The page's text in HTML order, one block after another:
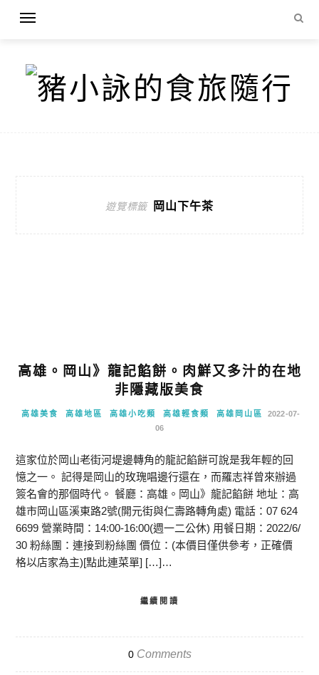
遊覽標籤 岡山下午茶
高雄。岡山》龍記餡餅。肉鮮又多汁的在地
非隱藏版美食
高雄美食 高雄地區 高雄小吃類 高雄輕食類 高雄岡山區
2022-07-
06
這家位於岡山老街河堤邊轉角的龍記餡餅可說是我年輕的回
憶之一。 記得是岡山的玫瑰唱邊行還在，而羅志祥曾來辦過
簽名會的那個時代。 餐廳：高雄。岡山》龍記餡餅 地址：高
雄市岡山區溪東路2號(開元街與仁壽路轉角處) 電話：07 624
6699 營業時間：14:00-16:00(週一二公休) 用餐日期：2022/6/
30 粉絲團：連接到粉絲團 價位：(本價目僅供參考，正確價
格以店家為主)[點此連菜單] […]…
繼續閱讀
0Comments